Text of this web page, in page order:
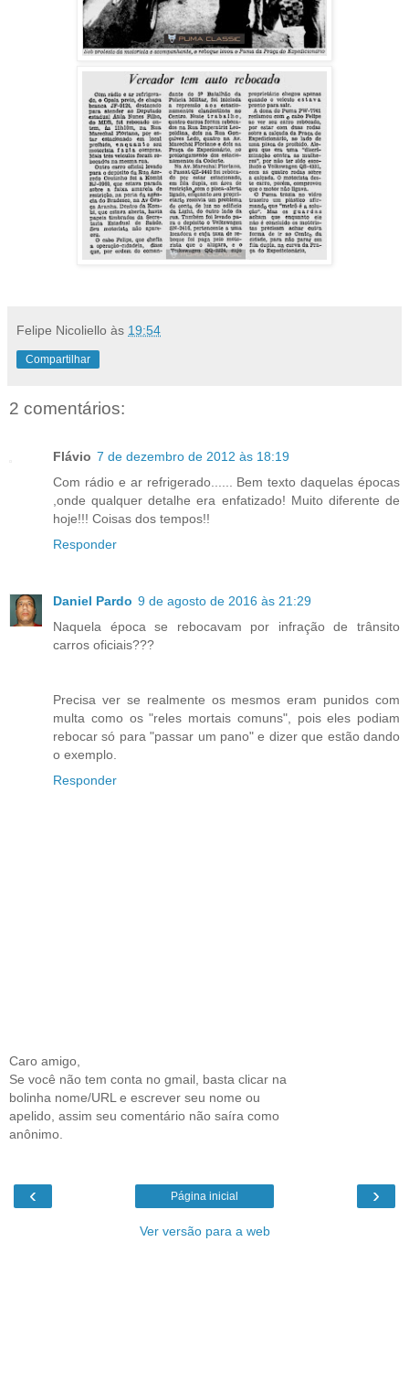
Felipe Nicoliello às 19:54
Compartilhar
2 comentários:
Flávio 7 de dezembro de 2012 às 18:19
Com rádio e ar refrigerado...... Bem texto daquelas épocas
,onde qualquer detalhe era enfatizado! Muito diferente de
hoje!!! Coisas dos tempos!!
Responder
Daniel Pardo 9 de agosto de 2016 às 21:29
Naquela época se rebocavam por infração de trânsito
carros oficiais???
Precisa ver se realmente os mesmos eram punidos com
multa como os "reles mortais comuns", pois eles podiam
rebocar só para "passar um pano" e dizer que estão dando
o exemplo.
Responder
Caro amigo,
Se você não tem conta no gmail, basta clicar na
bolinha nome/URL e escrever seu nome ou
apelido, assim seu comentário não saíra como
anônimo.
‹ ›
Página inicial
Ver versão para a web